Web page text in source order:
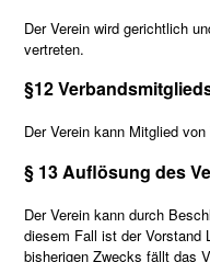
Der Verein wird gerichtlich
vertreten.
§12
Der Verein kann Mitglied
§ 13 Auflösung des
Der Verein kann durch
diesem Fall ist der Vorstand
bisherigen Zwecks fällt das